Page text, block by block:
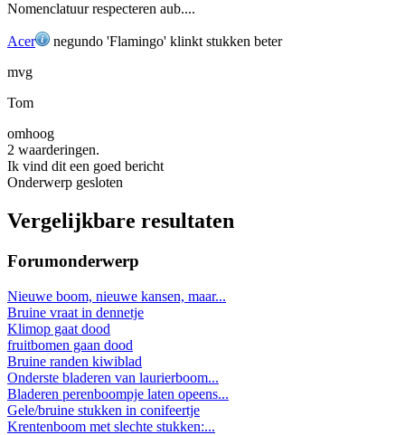
Nomenclatuur respecteren aub....
Acer
negundo 'Flamingo' klinkt stukken beter
mvg
Tom
omhoog
2 waarderingen.
Ik vind dit een goed bericht
Onderwerp gesloten
Vergelijkbare resultaten
Forumonderwerp
Nieuwe boom, nieuwe kansen, maar...
Bruine vraat in dennetje
Klimop gaat dood
fruitbomen gaan dood
Bruine randen kiwiblad
Onderste bladeren van laurierboom...
Bladeren perenboompje laten opeens...
Gele/bruine stukken in conifeertje
Krentenboom met slechte stukken:...